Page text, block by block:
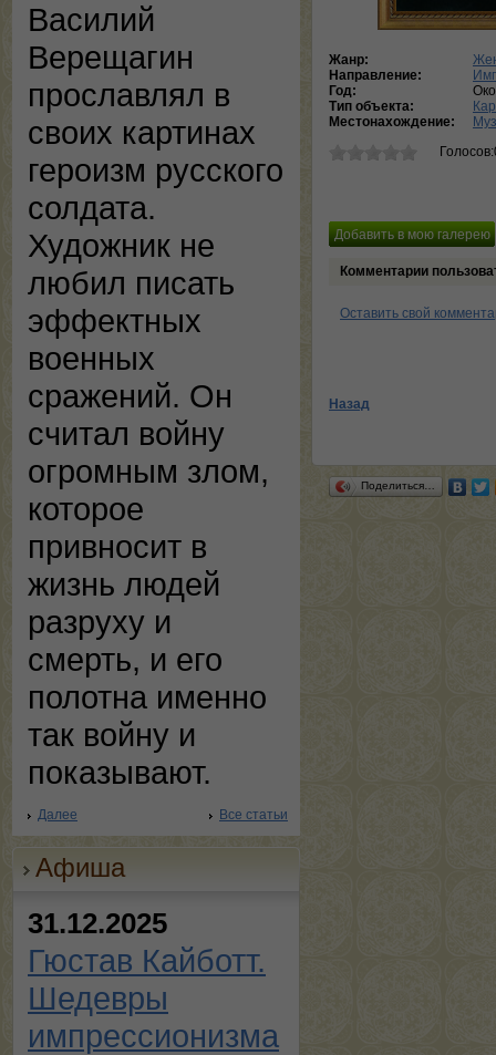
Василий
Верещагин
прославлял в
своих картинах
героизм русского
солдата.
Художник не
любил писать
эффектных
военных
сражений. Он
считал войну
огромным злом,
которое
привносит в
жизнь людей
разруху и
смерть, и его
полотна именно
так войну и
показывают.
Далее Все статьи
Афиша
31.12.2025
Гюстав Кайботт.
Шедевры
импрессионизма
Жанр:
Направление:
Год:
Тип объекта:
Местонахождение:
Комментарии
Оставить свой
Назад
Поделиться…